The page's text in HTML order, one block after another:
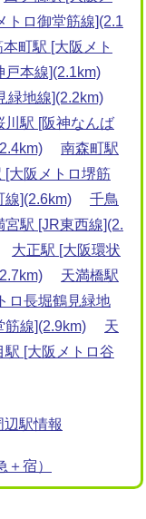
トロ御堂筋線](2.1
町駅 [大阪メト
戸本線](2.1km)
緑地線](2.2km)
川駅 [阪神なんば
南森町駅
[大阪メトロ堺筋
線](2.6km)
千鳥
宮駅 [JR東西線](2.
大正駅 [大阪環状
天満橋駅
ロ長堀鶴見緑地
筋線](2.9km)
天
駅 [大阪メトロ谷
駅情報
宿）